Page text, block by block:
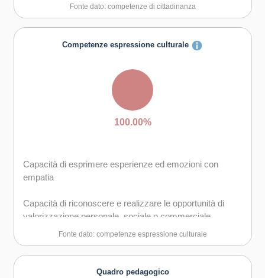
Capacità di possedere spirito di iniziativa e
Capacità di trasformare le idee in azioni
Creatività e immaginazione
Fonte dato: competenze di cittadinanza
Competenze espressione culturale
100.00%
Capacità di esprimere esperienze ed emozioni con
empatia
Capacità di riconoscere e realizzare le opportunità di
valorizzazione personale, sociale o commerciale
mediante le arti e le altre forme culturali
Capacità di impegnarsi in processi creativi sia
individualmente che collettivamente
Fonte dato: competenze espressione culturale
Quadro pedagogico